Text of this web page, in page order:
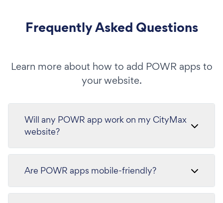
Frequently Asked Questions
Learn more about how to add POWR apps to
your website.
Will any POWR app work on my CityMax
website?
Are POWR apps mobile-friendly?